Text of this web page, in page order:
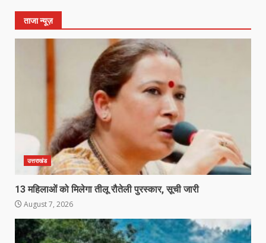
ताजा न्यूज़
उत्तराखंड
13 महिलाओं को मिलेगा तीलू रौतेली पुरस्कार, सूची जारी
August 7, 2026